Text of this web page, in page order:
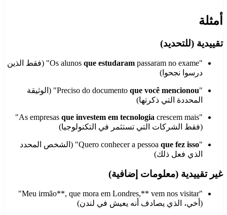
أمثلة
تقييدية (للتحديد)
"Os alunos
que estudaram
passaram no exame" (فقط الذين
درسوا نجحوا)
"Preciso do documento
que você mencionou
" (الوثيقة
المحددة التي ذكرتها)
"As empresas
que investem em tecnologia
crescem mais"
(فقط الشركات التي تستثمر في التكنولوجيا)
"Quero conhecer a pessoa
que fez isso
" (الشخص المحدد
الذي فعل ذلك)
غير تقييدية (معلومات إضافية)
"Meu irmão**, que mora em Londres,** vem nos visitar"
(أخي، الذي يصادف أنه يعيش في لندن)